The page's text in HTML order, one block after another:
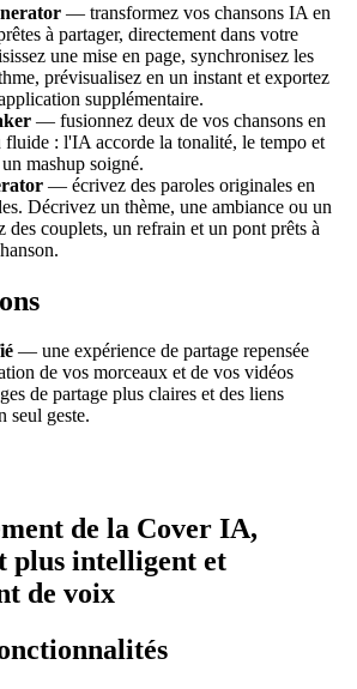
— transformez vos chansons IA en
à partager, directement dans votre
une mise en page, synchronisez les
prévisualisez en un instant et exportez
supplémentaire.
— fusionnez deux de vos chansons en
fluide : l'IA accorde la tonalité, le tempo et
mashup soigné.
— écrivez des paroles originales en
Décrivez un thème, une ambiance ou un
des couplets, un refrain et un pont prêts à
— une expérience de partage repensée
de vos morceaux et de vos vidéos
de partage plus claires et des liens
seul geste.
de la Cover IA,
plus intelligent et
de voix